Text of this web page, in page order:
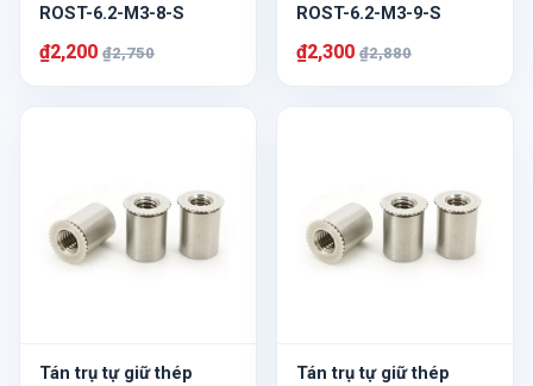
ROST-6.2-M3-8-S
₫2,200 ₫2,750
ROST-6.2-M3-9-S
₫2,300 ₫2,880
Tán trụ tự giữ thép
Tán trụ tự giữ thép